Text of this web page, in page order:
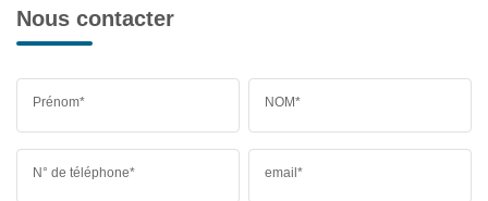
Nous contacter
Prénom* NOM*
N° de téléphone* email*